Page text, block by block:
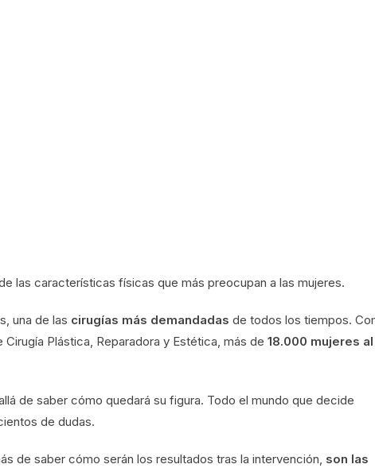
las características físicas que más preocupan a las mujeres.
una de las cirugías más demandadas de todos los tiempos.
Cirugía Plástica, Reparadora y Estética, más de 18.000 mujeres
de saber cómo quedará su figura. Todo el mundo que decide
de dudas.
de saber cómo serán los resultados tras la intervención, son las